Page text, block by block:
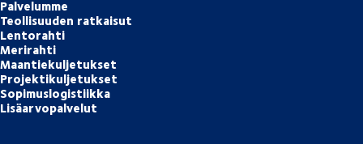
Palvelumme
Teollisuuden ratkaisut
Lentorahti
Merirahti
Maantiekuljetukset
Projektikuljetukset
Sopimuslogistiikka
Lisäarvopalvelut